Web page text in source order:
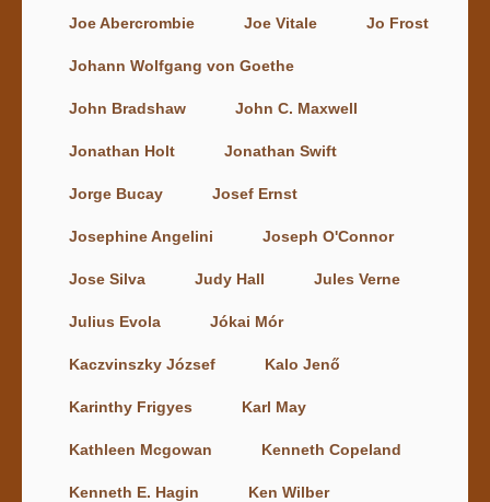
Joe Abercrombie Joe Vitale Jo Frost
Johann Wolfgang von Goethe
John Bradshaw John C. Maxwell
Jonathan Holt Jonathan Swift
Jorge Bucay Josef Ernst
Josephine Angelini Joseph O'Connor
Jose Silva Judy Hall Jules Verne
Julius Evola Jókai Mór
Kaczvinszky József Kalo Jenő
Karinthy Frigyes Karl May
Kathleen Mcgowan Kenneth Copeland
Kenneth E. Hagin Ken Wilber